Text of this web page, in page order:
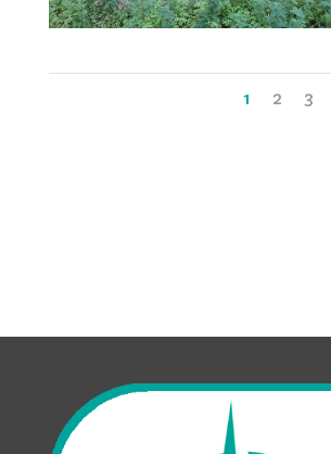
1 2 3